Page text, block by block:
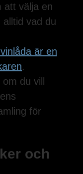
att välja en
vad du
är en
.
om du vill
för
och